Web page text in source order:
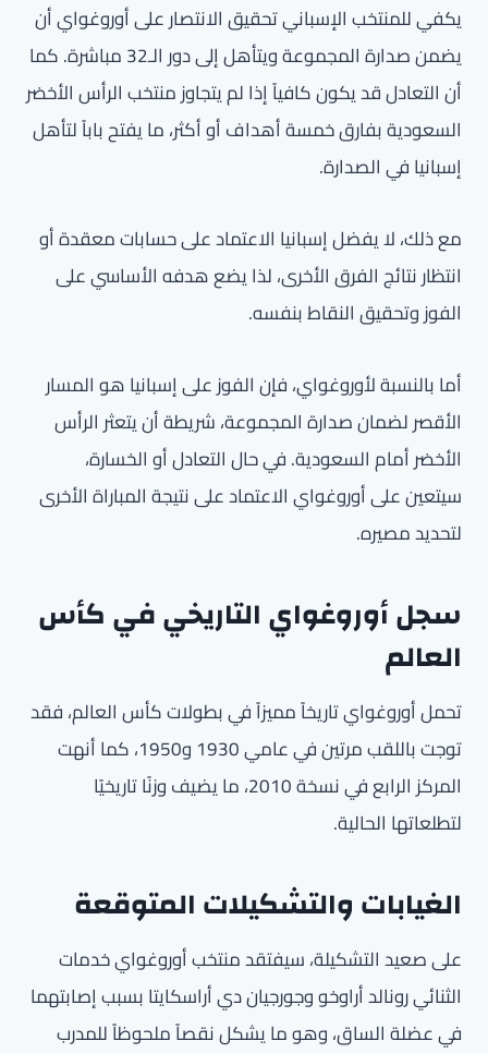
يكفي للمنتخب الإسباني تحقيق الانتصار على أوروغواي أن
يضمن صدارة المجموعة ويتأهل إلى دور الـ32 مباشرة. كما
أن التعادل قد يكون كافياً إذا لم يتجاوز منتخب الرأس الأخضر
السعودية بفارق خمسة أهداف أو أكثر، ما يفتح باباً لتأهل
إسبانيا في الصدارة.
مع ذلك، لا يفضل إسبانيا الاعتماد على حسابات معقدة أو
انتظار نتائج الفرق الأخرى، لذا يضع هدفه الأساسي على
الفوز وتحقيق النقاط بنفسه.
أما بالنسبة لأوروغواي، فإن الفوز على إسبانيا هو المسار
الأقصر لضمان صدارة المجموعة، شريطة أن يتعثر الرأس
الأخضر أمام السعودية. في حال التعادل أو الخسارة،
سيتعين على أوروغواي الاعتماد على نتيجة المباراة الأخرى
لتحديد مصيره.
سجل أوروغواي التاريخي في كأس
العالم
تحمل أوروغواي تاريخاً مميزاً في بطولات كأس العالم، فقد
توجت باللقب مرتين في عامي 1930 و1950، كما أنهت
المركز الرابع في نسخة 2010، ما يضيف وزنًا تاريخيًا
لتطلعاتها الحالية.
الغيابات والتشكيلات المتوقعة
على صعيد التشكيلة، سيفتقد منتخب أوروغواي خدمات
الثنائي رونالد أراوخو وجورجيان دي أراسكايتا بسبب إصابتهما
في عضلة الساق، وهو ما يشكل نقصاً ملحوظاً للمدرب